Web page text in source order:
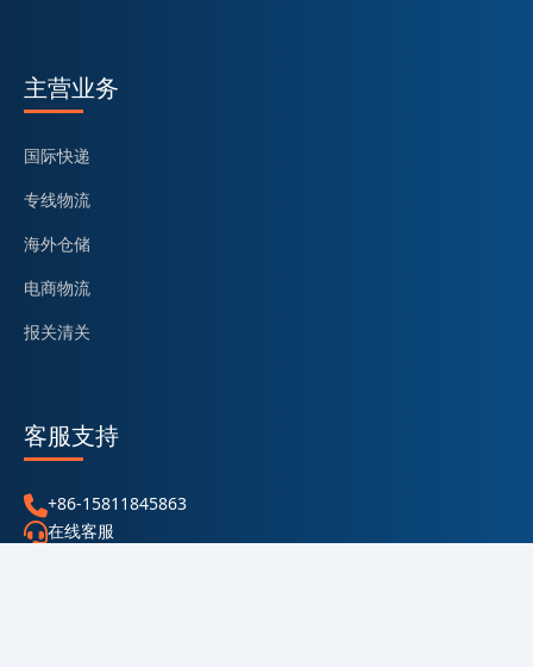
主营业务
国际快递
专线物流
海外仓储
电商物流
报关清关
客服支持
+86-15811845863
在线客服